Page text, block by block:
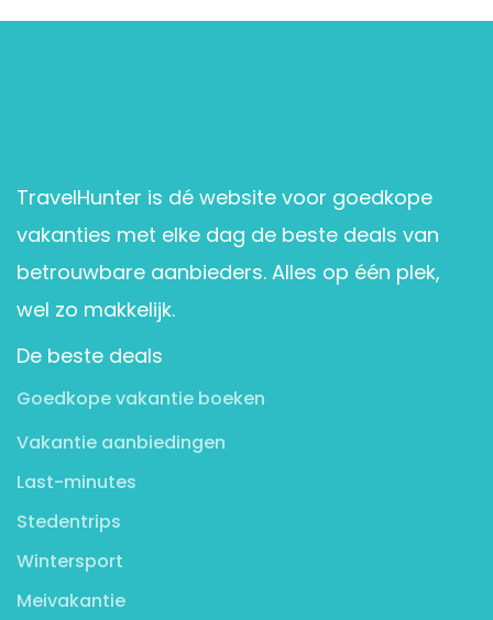
TravelHunter is dé website voor goedkope
vakanties met elke dag de beste deals van
betrouwbare aanbieders. Alles op één plek,
wel zo makkelijk.
De beste deals
Goedkope vakantie boeken
Vakantie aanbiedingen
Last-minutes
Stedentrips
Wintersport
Meivakantie